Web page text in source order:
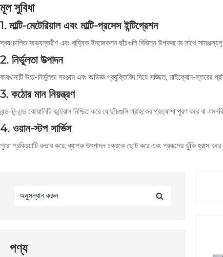
মূল সুবিধা
1. মাল্টি-মেটেরিয়াল এবং মাল্টি-প্রসেস ইন্টিগ্রেশন
স্বয়ংচালিত অভ্যন্তরীণ এবং বাহ্যিক ইনজেকশন ছাঁচগুলি বিভিন্ন উপকরণের সাথে
2. নির্ভুলতা উত্পাদন
কারখানাটি উচ্চ-নির্ভুলতা সরঞ্জাম এবং অভিজ্ঞ প্রযুক্তিবিদ দিয়ে সজ্জিত, মাইক্রোন-স্তরের
3. কঠোর মান নিয়ন্ত্রণ
এন্ড-টু-এন্ড কোয়ালিটি কন্ট্রোল নিশ্চিত করে যে ছাঁচগুলি গ্রাহকের প্রত্যাশা পূরণ করে বা
4. ওয়ান-স্টপ সার্ভিস
পুরো প্রক্রিয়াটি কভার করে, ব্যাপক উৎপাদন চক্রকে ছোট করে এবং প্রকল্পের ঝুঁকি হ্রাস
পণ্য